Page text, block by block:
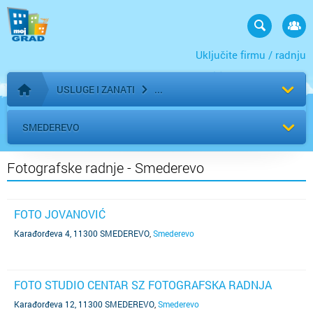
Uključite firmu / radnju
Početna stranica
USLUGE I ZANATI
SMEDEREVO
Fotografske radnje - Smederevo
FOTO JOVANOVIĆ
Karađorđeva 4, 11300 SMEDEREVO Smederevo
FOTO STUDIO CENTAR SZ FOTOGRAFSKA RADNJA
Karađorđeva 12, 11300 SMEDEREVO Smederevo